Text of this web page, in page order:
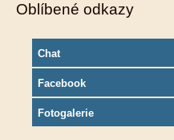
Oblíbené odkazy
Chat
Facebook
Fotogalerie